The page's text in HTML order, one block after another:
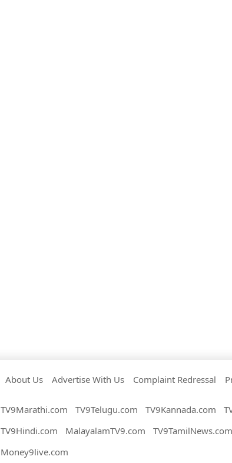
About Us Advertise With Us Complaint Redressal
TV9Marathi.com TV9Telugu.com TV9Kannada.com
TV9Hindi.com
MalayalamTV9.com TV9TamilNews.com
Money9live.com